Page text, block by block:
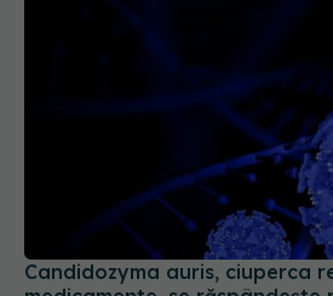
Candidozyma auris, ciuperca
medicamente, se răspândește
11 sep 2025, 20:50